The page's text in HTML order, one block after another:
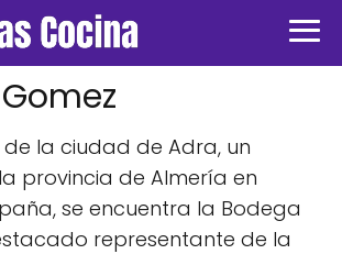
de la ciudad de Adra, un
provincia de Almería en
se encuentra la Bodega
representante de la